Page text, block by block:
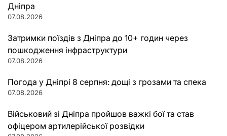
Дніпра
07.08.2026
Затримки поїздів з Дніпра до 10+ годин через
пошкодження інфраструктури
07.08.2026
Погода у Дніпрі 8 серпня: дощі з грозами та спека
07.08.2026
Військовий зі Дніпра пройшов важкі бої та став
офіцером артилерійської розвідки